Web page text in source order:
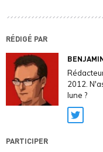
RÉDIGÉ PAR
2012.
lune ?
PARTICIPER